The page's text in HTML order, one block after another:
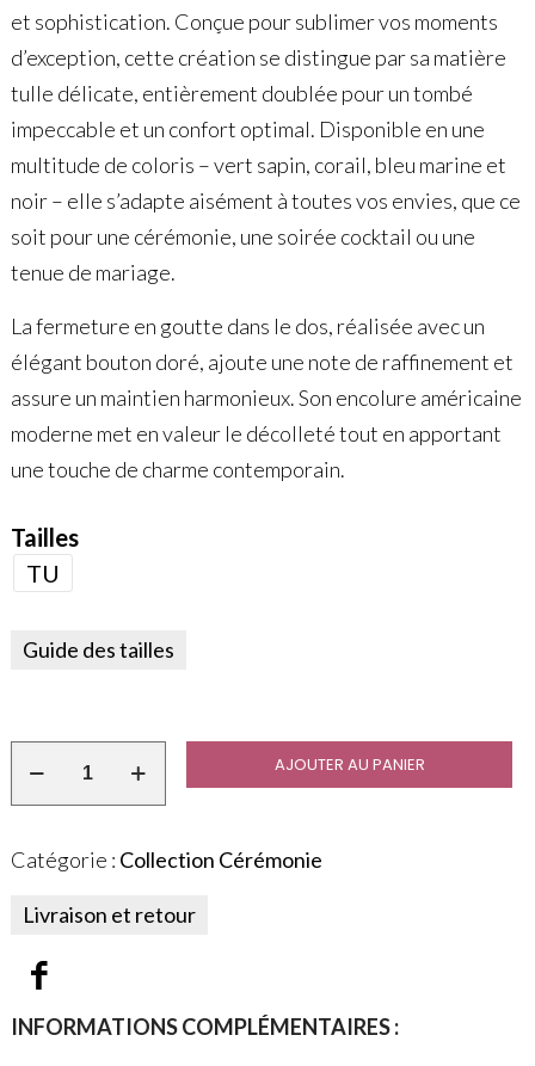
et sophistication. Conçue pour sublimer vos moments
d’exception, cette création se distingue par sa matière
tulle délicate, entièrement doublée pour un tombé
impeccable et un confort optimal. Disponible en une
multitude de coloris – vert sapin, corail, bleu marine et
noir – elle s’adapte aisément à toutes vos envies, que ce
soit pour une cérémonie, une soirée cocktail ou une
tenue de mariage.
La fermeture en goutte dans le dos, réalisée avec un
élégant bouton doré, ajoute une note de raffinement et
assure un maintien harmonieux. Son encolure américaine
moderne met en valeur le décolleté tout en apportant
une touche de charme contemporain.
Tailles
TU
Guide des tailles
AJOUTER AU PANIER
Catégorie : Collection Cérémonie
Livraison et retour
INFORMATIONS COMPLÉMENTAIRES :